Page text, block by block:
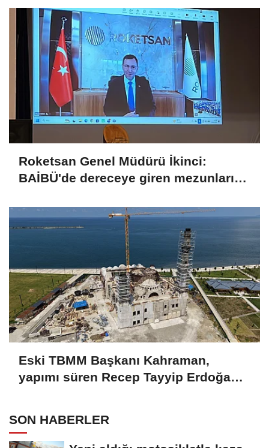
Roketsan Genel Müdürü İkinci:
BAİBÜ'de dereceye giren mezunları
Eski TBMM Başkanı Kahraman,
yapımı süren Recep Tayyip Erdoğan
SON HABERLER